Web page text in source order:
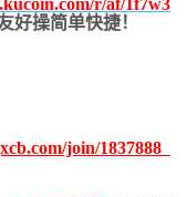
r/af/1f7w3
好操简单快捷！
join/1837888